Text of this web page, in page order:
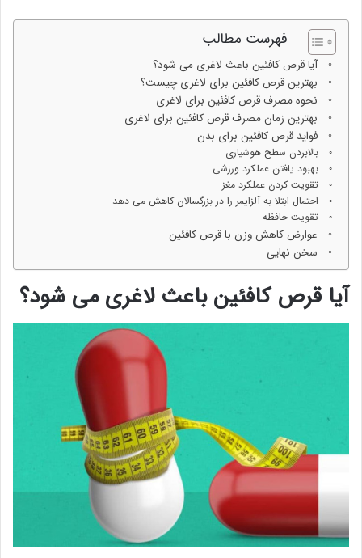
فهرست مطالب
آیا قرص کافئین باعث لاغری می شود؟
بهترین قرص کافئین برای لاغری چیست؟
نحوه مصرف قرص کافئین برای لاغری
بهترین زمان مصرف قرص کافئین برای لاغری
فواید قرص کافئین برای بدن
بالابردن سطح هوشیاری
بهبود یافتن عملکرد ورزشی
تقویت کردن عملکرد مغز
احتمال ابتلا به آلزایمر را در بزرگسالان کاهش می دهد
تقویت حافظه
عوارض کاهش وزن با قرص کافئین
سخن نهایی
آیا قرص کافئین باعث لاغری می شود؟